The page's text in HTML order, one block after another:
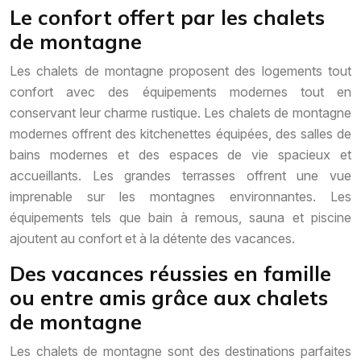
Le confort offert par les chalets
de montagne
Les chalets de montagne proposent des logements tout
confort avec des équipements modernes tout en
conservant leur charme rustique. Les chalets de montagne
modernes offrent des kitchenettes équipées, des salles de
bains modernes et des espaces de vie spacieux et
accueillants. Les grandes terrasses offrent une vue
imprenable sur les montagnes environnantes. Les
équipements tels que bain à remous, sauna et piscine
ajoutent au confort et à la détente des vacances.
Des vacances réussies en famille
ou entre amis grâce aux chalets
de montagne
Les chalets de montagne sont des destinations parfaites